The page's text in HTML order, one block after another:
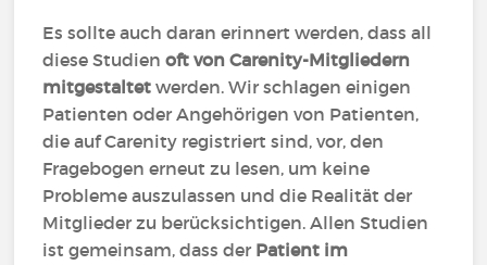
Es sollte auch daran erinnert werden, dass all
diese Studienoft von Carenity-Mitgliedern
mitgestaltet werden. Wir schlagen einigen
Patienten oder Angehörigen von Patienten,
die auf Carenity registriert sind, vor, den
Fragebogen erneut zu lesen, um keine
Probleme auszulassen und die Realität der
Mitglieder zu berücksichtigen. Allen Studien
ist gemeinsam, dass der Patient im